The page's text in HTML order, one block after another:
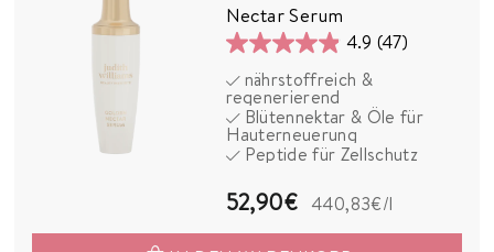
Nectar Serum
4.9 (47)
4.9
von
5
Sternen.
47
Bewertungen
nährstoffreich &
regenerierend
Blütennektar & Öle für
Hauterneuerung
Peptide für Zellschutz
52,90€5
2
440,83€/l